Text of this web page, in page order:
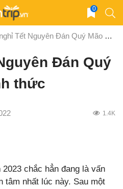
0
Tết Nguyên Đán Quý Mão 2023 chính thức
Đán Quý
thức
1.4K
chắc hẳn đang là vấn
tâm nhất lúc này. Sau một